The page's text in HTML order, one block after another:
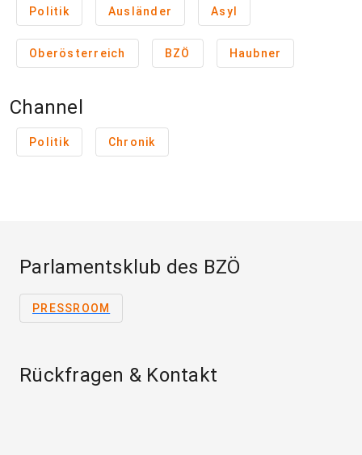
Politik Ausländer Asyl
Oberösterreich BZÖ Haubner
Channel
Politik Chronik
Parlamentsklub des BZÖ
PRESSROOM
Rückfragen & Kontakt